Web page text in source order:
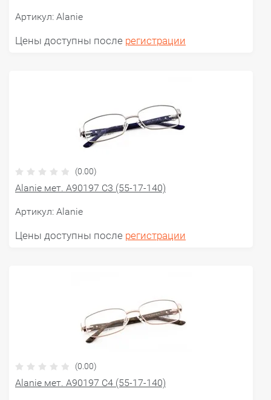
Артикул: Alanie
Цены доступны после регистрации
(0.00)
Alanie мет. A90197 C3 (55-17-140)
Артикул: Alanie
Цены доступны после регистрации
(0.00)
Alanie мет. A90197 C4 (55-17-140)